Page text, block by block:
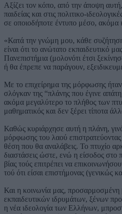
Αξίζει τον κόπο, από την άποψη
παιδείας και στις πολιτικο-
σε οποιοδήποτε έντυπο μέσο,
«Κατά την γνώμη μου, κάθε
είναι ότι το ανώτατο εκπαιδευτικό
Πανεπιστήμια (μολονότι έτσι
ή θα έπρεπε να παράγουν,
Με το επιχείρημα της μόρφωσης
σλόγκαν της “πλάνης που έγινε
ακόμα μεγαλύτερο το πλήθος των
μαθηματικός και δεν ξέρει τίποτα
Καθώς κυριάρχησε αυτή η πλάνη,
μόρφωσης του λαού επιστρατεύοντας
θέση που θα αναλάβεις. Το πτυχίο
διαστάσεις ώστε, ενώ η είσοδος στο
βίας τούς επιτρέπει να
τού ότι είσαι επιστήμονας (γενικώς
Και η κοινωνία μας,
εκπαιδευτικών ιδρυμάτων, ξένων
η νέα ιδεολογία των Ελλήνων,